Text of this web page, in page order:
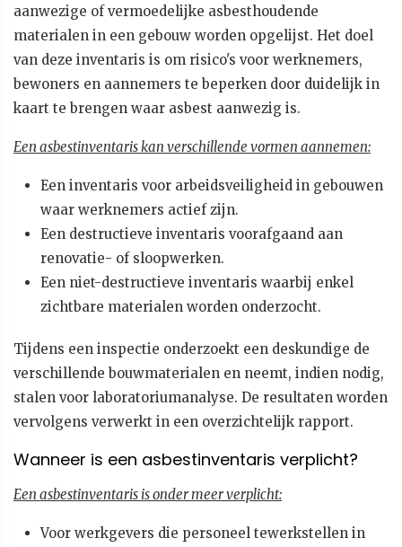
aanwezige of vermoedelijke asbesthoudende
materialen in een gebouw worden opgelijst. Het doel
van deze inventaris is om risico's voor werknemers,
bewoners en aannemers te beperken door duidelijk in
kaart te brengen waar asbest aanwezig is.
Een asbestinventaris kan verschillende vormen aannemen:
Een inventaris voor arbeidsveiligheid in gebouwen
waar werknemers actief zijn.
Een destructieve inventaris voorafgaand aan
renovatie- of sloopwerken.
Een niet-destructieve inventaris waarbij enkel
zichtbare materialen worden onderzocht.
Tijdens een inspectie onderzoekt een deskundige de
verschillende bouwmaterialen en neemt, indien nodig,
stalen voor laboratoriumanalyse. De resultaten worden
vervolgens verwerkt in een overzichtelijk rapport.
Wanneer is een asbestinventaris verplicht?
Een asbestinventaris is onder meer verplicht:
Voor werkgevers die personeel tewerkstellen in